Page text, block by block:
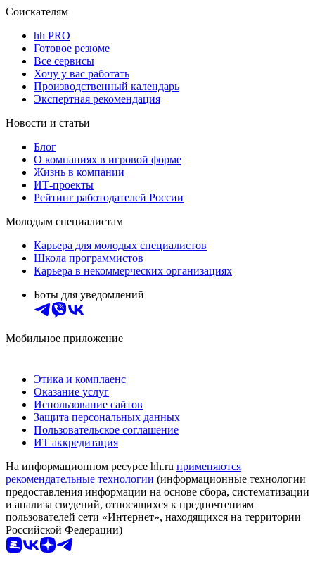
Соискателям
hh PRO
Готовое резюме
Все сервисы
Хочу у вас работать
Производственный календарь
Экспертная рекомендация
Новости и статьи
Блог
О компаниях в игровой форме
Жизнь в компании
ИТ-проекты
Рейтинг работодателей России
Молодым специалистам
Карьера для молодых специалистов
Школа программистов
Карьера в некоммерческих организациях
Боты для уведомлений
Мобильное приложение
Этика и комплаенс
Оказание услуг
Использование сайтов
Защита персональных данных
Пользовательское соглашение
ИТ аккредитация
На информационном ресурсе hh.ru применяются
рекомендательные технологии (информационные технологии
предоставления информации на основе сбора, систематизации
и анализа сведений, относящихся к предпочтениям
пользователей сети «Интернет», находящихся на территории
Российской Федерации)